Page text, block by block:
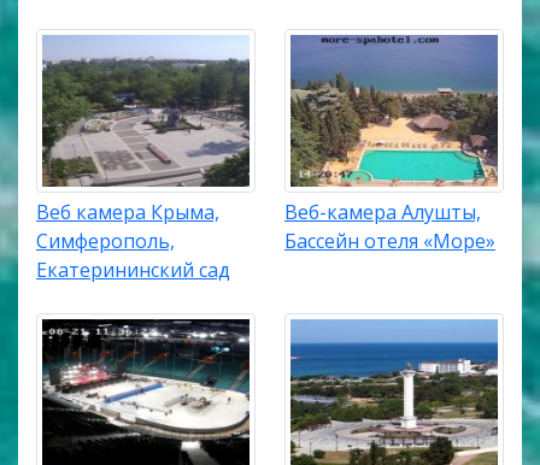
Веб камера Крыма,
Симферополь,
Екатерининский сад
Веб-камера Алушты,
Бассейн отеля «Море»